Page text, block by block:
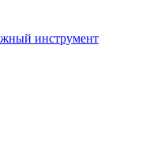
инструмент